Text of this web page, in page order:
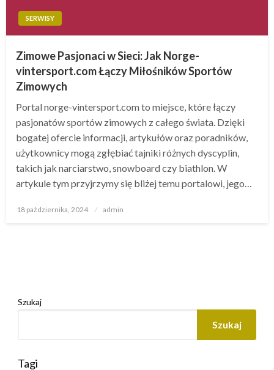
SERWISY
Zimowe Pasjonaci w Sieci: Jak Norge-
vintersport.com Łączy Miłośników Sportów
Zimowych
Portal norge-vintersport.com to miejsce, które łączy
pasjonatów sportów zimowych z całego świata. Dzięki
bogatej ofercie informacji, artykułów oraz poradników,
użytkownicy mogą zgłębiać tajniki różnych dyscyplin,
takich jak narciarstwo, snowboard czy biathlon. W
artykule tym przyjrzymy się bliżej temu portalowi, jego…
Opublikowane
18 października, 2024 admin
Szukaj
Szukaj
Tagi